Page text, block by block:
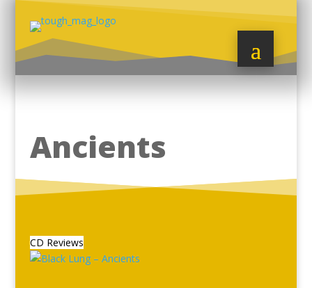
Ancients
CD Reviews